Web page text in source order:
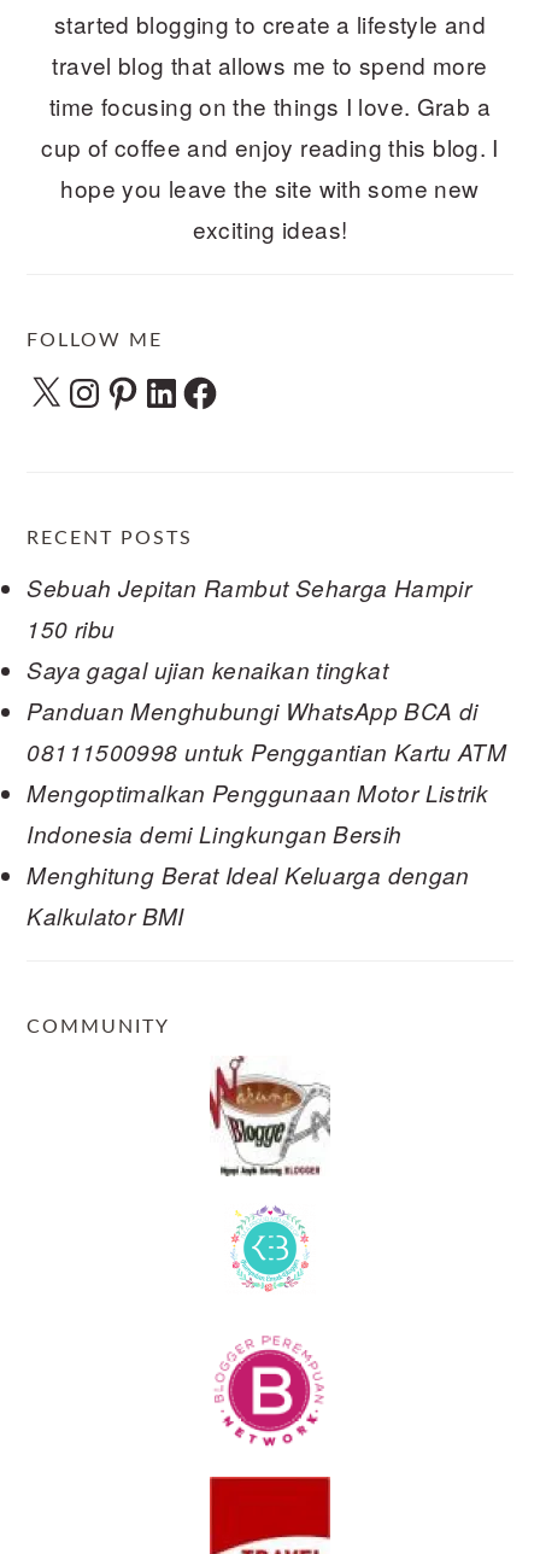
started blogging to create a lifestyle and
travel blog that allows me to spend more
time focusing on the things I love. Grab a
cup of coffee and enjoy reading this blog. I
hope you leave the site with some new
exciting ideas!
FOLLOW ME
X Instagram
Pinterest
LinkedInFacebook
RECENT POSTS
Sebuah Jepitan Rambut Seharga Hampir
150 ribu
Saya gagal ujian kenaikan tingkat
Panduan Menghubungi WhatsApp BCA di
08111500998 untuk Penggantian Kartu ATM
Mengoptimalkan Penggunaan Motor Listrik
Indonesia demi Lingkungan Bersih
Menghitung Berat Ideal Keluarga dengan
Kalkulator BMI
COMMUNITY